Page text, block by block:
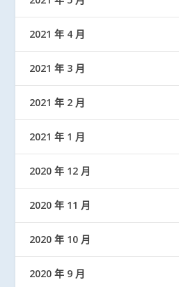
2021 年 4 月
2021 年 3 月
2021 年 2 月
2021 年 1 月
2020 年 12 月
2020 年 11 月
2020 年 10 月
2020 年 9 月